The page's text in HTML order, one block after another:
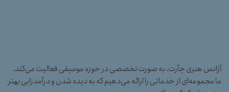
آژانس هنری چآرت، به صورت تخصصی در حوزه موسیقی فعالیت می‌کند.
ما مجموعه‌ای از خدماتی را ارائه می‌دهیم که به دیده شدن و درآمدزایی بهتر